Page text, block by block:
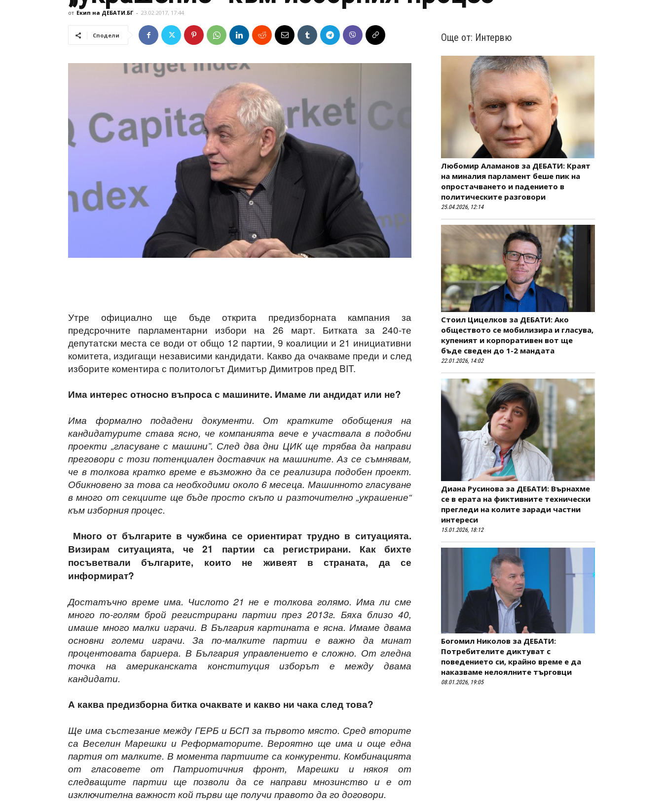
от Екип на ДЕБАТИ.БГ - 23.02.2017, 17:44
Сподели
Утре официално ще бъде открита предизборната кампания за
предсрочните парламентарни избори на 26 март. Битката за 240-те
депутатски места се води от общо 12 партии, 9 коалиции и 21 инициативни
комитета, издигащи независими кандидати. Какво да очакваме преди и след
изборите коментира с политологът Димитър Димитров пред BIT.
Има интерес относно въпроса с машините. Имаме ли андидат или не?
Има формално подадени документи. От кратките обобщения на
кандидатурите става ясно, че компанията вече е участвала в подобни
проекти „гласуване с машини”. След два дни ЦИК ще трябва да направи
преговори с този потенциален доставчик на машините. Аз се съмнявам,
че в толкова кратко време е възможно да се реализира подобен проект.
Обикновено за това са необходими около 6 месеца. Машинното гласуване
в много от секциите ще бъде просто скъпо и разточително „украшение“
към изборния процес.
Много от българите в чужбина се ориентират трудно в ситуацията.
Визирам ситуацията, че 21 партии са регистрирани. Как бихте
посъветвали българите, които не живеят в страната, да се
информират?
Достатъчно време има. Числото 21 не е толкова голямо. Има ли сме
много по-голям брой регистрирани партии през 2013г. Бяха близо 40,
имаше много малки играчи. В България картината е ясна. Имаме двама
основни големи играчи. За по-малките партии е важно да минат
процентовата бариера. В България управлението е сложно. От гледна
точка на американската конституция изборът е между двама
кандидати.
А каква предизборна битка очаквате и какво ни чака след това?
Ще има състезание между ГЕРБ и БСП за първото място. Сред вторите
са Веселин Марешки и Реформаторите. Вероятно ще има и още една
партия от малките. В момента партиите са конкуренти. Комбинацията
от гласовете от Патриотичния фронт, Марешки и някоя от
следващите партии ще позволи да се направи мнозинство и е от
изключителна важност кой първи ще получи правото да го договори.
Още от: Интервю
Любомир Аламанов за ДЕБАТИ: Краят
на миналия парламент беше пик на
опростачването и падението в
политическите разговори
25.04.2026, 12:14
Стоил Цицелков за ДЕБАТИ: Ако
обществото се мобилизира и гласува,
купеният и корпоративен вот ще
бъде сведен до 1-2 мандата
22.01.2026, 14:02
Диана Русинова за ДЕБАТИ: Върнахме
се в ерата на фиктивните технически
прегледи на колите заради частни
интереси
15.01.2026, 18:12
Богомил Николов за ДЕБАТИ:
Потребителите диктуват с
поведението си, крайно време е да
наказваме нелоялните търговци
08.01.2026, 19:05